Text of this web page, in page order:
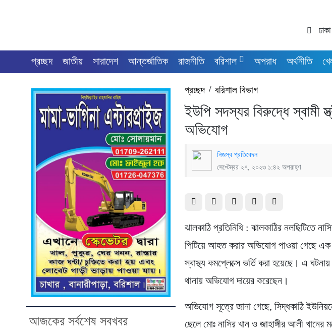
ঢাকা
প্রচ্ছদ জাতীয় সারাদেশ আন্তর্জাতিক রাজনীতি বরিশাল অপরাধ অর্থনীতি
আজকের সর্বশেষ সবখবর
প্রচ্ছদ/বরিশাল বিভাগ
ইউপি সদস্যর বিরুদ্ধে স্বামী
অভিযোগ
নিজস্ব প্রতিবেদন
সেপ্টেম্বর ২৭, ২০২৩ ১:৪২ অপরাহ্ণ
ঝালকাঠি প্রতিনিধি : ঝালকাঠির নলছিটিতে
পিটিয়ে আহত করার অভিযোগ পাওয়া গেছে
স্বাস্থ্য কমপ্লেক্সে ভর্তি করা হয়েছে। এ
থানায় অভিযোগ দায়ের করেছেন।
অভিযোগ সূত্রে জানা গেছে, সিদ্ধকাঠি
ছেলে মোঃ নাসির খান ও জাহাঙ্গীর আলী